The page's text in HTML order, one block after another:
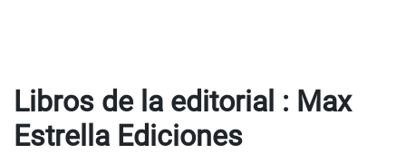
Libros de la editorial : Max
Estrella Ediciones